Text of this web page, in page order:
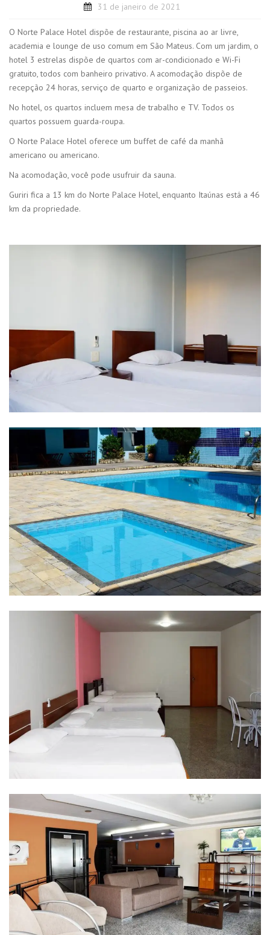
31 de janeiro de 2021
O Norte Palace Hotel dispõe de restaurante, piscina ao ar livre,
academia e lounge de uso comum em São Mateus. Com um jardim, o
hotel 3 estrelas dispõe de quartos com ar-condicionado e Wi-Fi
gratuito, todos com banheiro privativo. A acomodação dispõe de
recepção 24 horas, serviço de quarto e organização de passeios.
No hotel, os quartos incluem mesa de trabalho e TV. Todos os
quartos possuem guarda-roupa.
O Norte Palace Hotel oferece um buffet de café da manhã
americano ou americano.
Na acomodação, você pode usufruir da sauna.
Guriri fica a 13 km do Norte Palace Hotel, enquanto Itaúnas está a 46
km da propriedade.